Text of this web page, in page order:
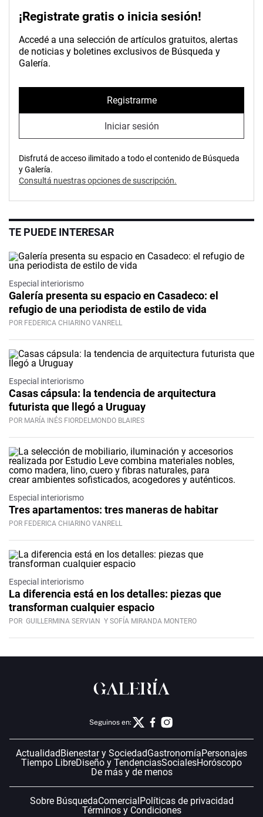
¡Registrate gratis o inicia sesión!
Accedé a una selección de artículos gratuitos, alertas
de noticias y boletines exclusivos de Búsqueda y
Galería.
Registrarme
Iniciar sesión
Disfrutá de acceso ilimitado a todo el contenido de Búsqueda
y Galería.
Consultá nuestras opciones de suscripción.
TE PUEDE INTERESAR
Especial interiorismo
Galería presenta su espacio en Casadeco: el
refugio de una periodista de estilo de vida
POR FEDERICA CHIARINO VANRELL
Especial interiorismo
Casas cápsula: la tendencia de arquitectura
futurista que llegó a Uruguay
POR MARÍA INÉS FIORDELMONDO BLAIRES
Especial interiorismo
Tres apartamentos: tres maneras de habitar
POR FEDERICA CHIARINO VANRELL
Especial interiorismo
La diferencia está en los detalles: piezas que
transforman cualquier espacio
POR GUILLERMINA SERVIAN Y SOFÍA MIRANDA MONTERO
Seguinos en:
Actualidad Bienestar y SociedadGastronomíaPersonajes
Tiempo LibreDiseño y TendenciasSocialesHoróscopo
De más y de menos
Sobre BúsquedaComercial Políticas de privacidad
Términos y Condiciones